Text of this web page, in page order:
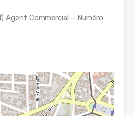
Agent Commercial – Numéro